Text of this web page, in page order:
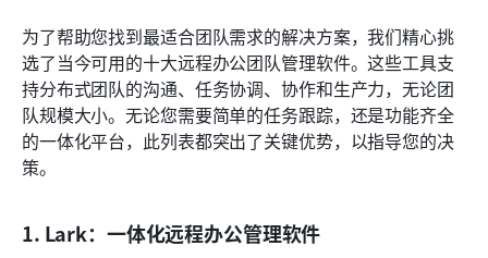
为了帮助您找到最适合团队需求的解决方案，我们精心挑
选了当今可用的十大远程办公团队管理软件。这些工具支
持分布式团队的沟通、任务协调、协作和生产力，无论团
队规模大小。无论您需要简单的任务跟踪，还是功能齐全
的一体化平台，此列表都突出了关键优势，以指导您的决
策。
1. Lark：一体化远程办公管理软件